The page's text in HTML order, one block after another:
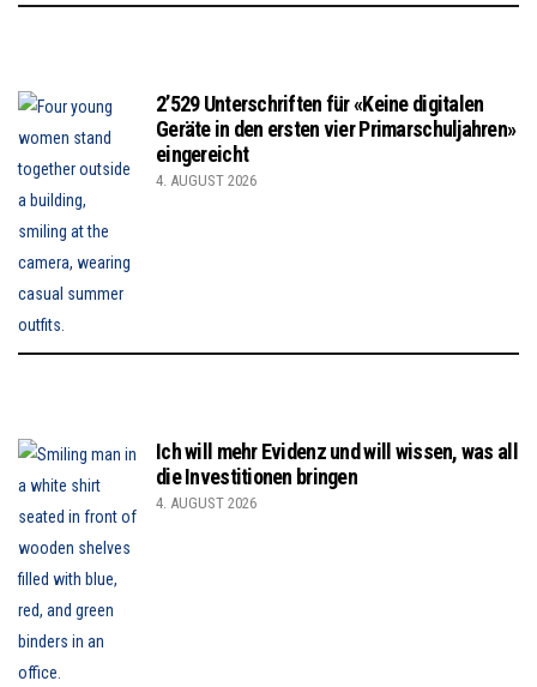
2’529 Unterschriften für «Keine digitalen
Geräte in den ersten vier Primarschuljahren»
eingereicht
4. AUGUST 2026
Ich will mehr Evidenz und will wissen, was all
die Investitionen bringen
4. AUGUST 2026